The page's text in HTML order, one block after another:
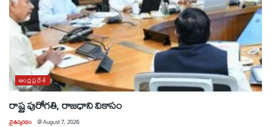
ఆంధ్రప్రదేశ్
రాష్ట్ర పురోగతి, రాజధాని వికాసం
చైతన్యరధం @August 7, 2026